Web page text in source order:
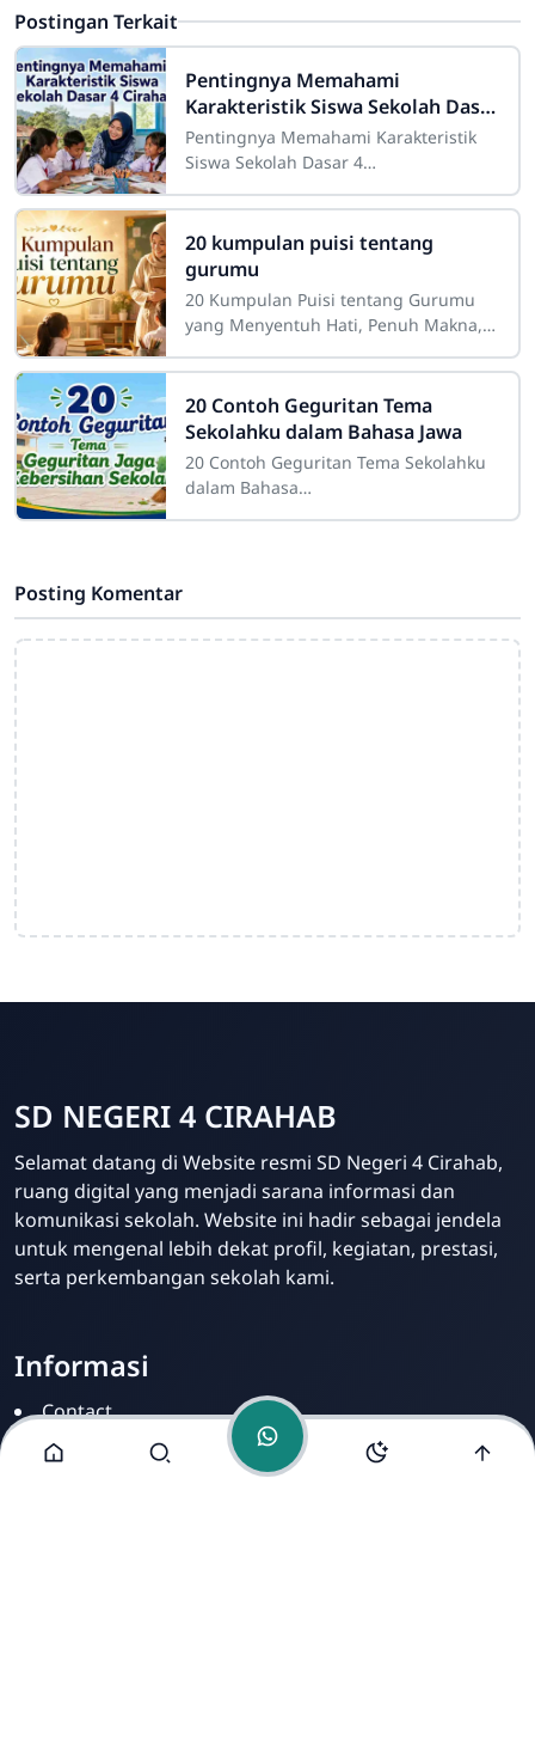
Admin
Online
Postingan Terkait
Pentingnya Memahami
Karakteristik Siswa Sekolah Dasar
4 Cirahab
Pentingnya Memahami Karakteristik
Siswa Sekolah Dasar 4
merupakan salah satu bagian penting
dalam pelaksanaan
20 kumpulan puisi tentang
gurumu
20 Kumpulan Puisi tentang Gurumu
yang Menyentuh Hati, Penuh Makna,
yang memiliki tempat istimewa dalam
perjalanan
20 Contoh Geguritan Tema
Sekolahku dalam Bahasa Jawa
20 Contoh Geguritan Tema Sekolahku
dalam Bahasa
Posting Komentar
SD NEGERI 4 CIRAHAB
Selamat datang di Website resmi SD Negeri 4 Cirahab,
ruang digital yang menjadi sarana informasi dan
komunikasi sekolah. Website ini hadir sebagai jendela
untuk mengenal lebih dekat profil, kegiatan, prestasi,
serta perkembangan sekolah kami.
Informasi
Contact
Disclamer